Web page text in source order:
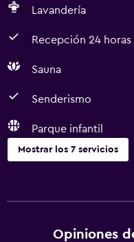
Lavandería
Recepción 24 horas
Sauna
Senderismo
Parque infantil
Mostrar los 7 servicios
Servicio de habitaciones
Opiniones